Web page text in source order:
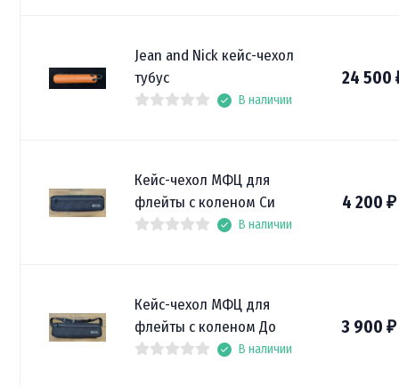
Jean and Nick кейс-чехол
тубус
В наличии
24 500
Кейс-чехол МФЦ для
флейты с коленом Си
В наличии
4 200 ₽
Кейс-чехол МФЦ для
флейты с коленом До
В наличии
3 900 ₽